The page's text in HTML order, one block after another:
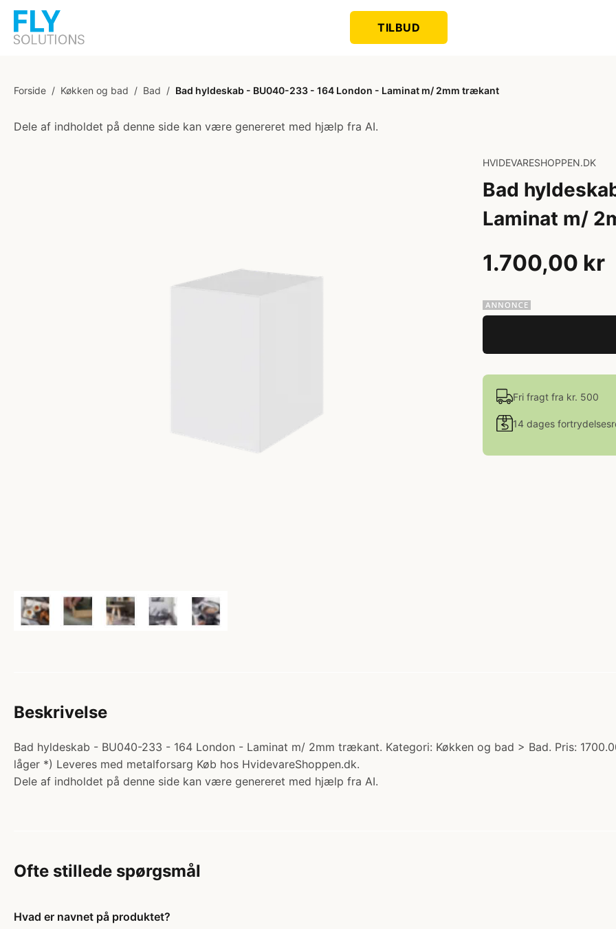
TILBUD
Forside / Køkken og bad / Bad / Bad hyldeskab - BU040-233 - 164 London - Laminat m/ 2mm trækant
Dele af indholdet på denne side kan være genereret med hjælp fra AI.
HVIDEVARESHOPPEN.DK
Bad
Laminat m/
1.700,00 kr
Fri fragt fra kr. 500
14 dages
Beskrivelse
Bad hyldeskab - BU040-233 - 164 London - Laminat m/ 2mm trækant. Kategori: Køkken og bad > Bad. Pris:
låger *) Leveres med metalforsarg Køb hos HvidevareShoppen.dk.
Dele af indholdet på denne side kan være genereret med hjælp fra AI.
Ofte stillede spørgsmål
Hvad er navnet på produktet?